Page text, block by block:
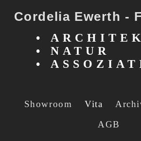
Cordelia Ewerth -
•
• NATUR
•
Showroom
Vita
AGB